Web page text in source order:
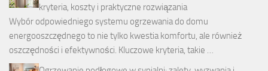
kryteria, koszty i praktyczne rozwiązania
Wybór odpowiedniego systemu ogrzewania do domu
energooszczędnego to nie tylko kwestia komfortu, ale również
oszczędności i efektywności. Kluczowe kryteria, takie …